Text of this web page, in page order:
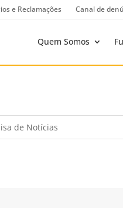
e Reclamações Canal de
Quem Somos